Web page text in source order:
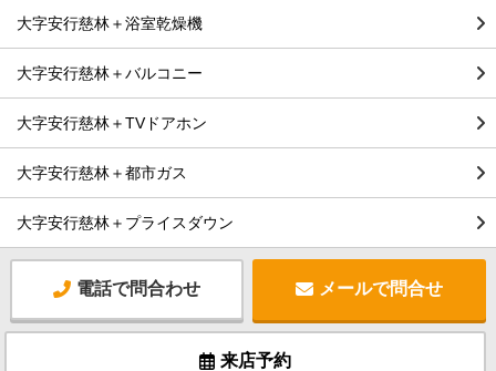
大字安行慈林＋浴室乾燥機
大字安行慈林＋バルコニー
大字安行慈林＋TVドアホン
大字安行慈林＋都市ガス
大字安行慈林＋プライスダウン
電話で問合わせ メールで問合せ
来店予約